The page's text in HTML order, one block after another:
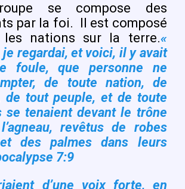
se compose des
par la foi.
Il est composé
nations sur la terre.«
je regardai, et voici, il y avait
foule, que personne ne
de toute nation, de
de tout peuple, et de toute
tenaient devant le trône
revêtus de robes
des palmes dans leurs
7:9
d’une voix forte, en